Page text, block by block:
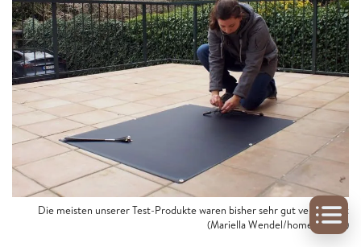
Die meisten unserer Test-Produkte waren bisher sehr gut verarbeitet
(Mariella Wendel/home&smart)